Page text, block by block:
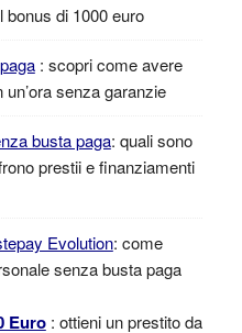
di 1000 euro
: scopri come avere
senza garanzie
busta paga: quali sono
prestii e finanziamenti
Evolution: come
senza busta paga
Euro: ottieni un prestito da